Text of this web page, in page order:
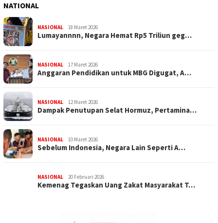
NATIONAL
NASIONAL 18 Maret 2026
Lumayannnn, Negara Hemat Rp5 Triliun geg…
NASIONAL 17 Maret 2026
Anggaran Pendidikan untuk MBG Digugat, A…
NASIONAL 12 Maret 2026
Dampak Penutupan Selat Hormuz, Pertamina…
NASIONAL 10 Maret 2026
Sebelum Indonesia, Negara Lain Seperti A…
NASIONAL 20 Februari 2026
Kemenag Tegaskan Uang Zakat Masyarakat T…